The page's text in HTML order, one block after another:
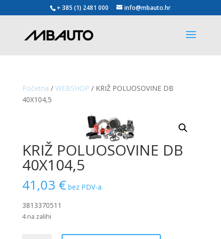
+ 385 (1) 2481 000 info@mbauto.hr
Početna / WEBSHOP / KRIŽ POLUOSOVINE DB
40X104,5
KRIŽ POLUOSOVINE DB
40X104,5
41,03 € bez PDV-a
3813370511
4 na zalihi